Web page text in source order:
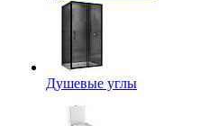
Душевые углы